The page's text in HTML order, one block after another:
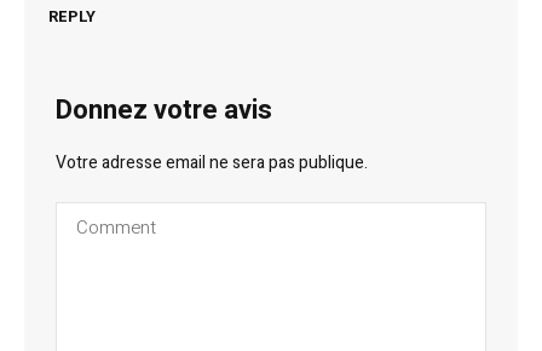
REPLY
Donnez votre avis
Votre adresse email ne sera pas publique.